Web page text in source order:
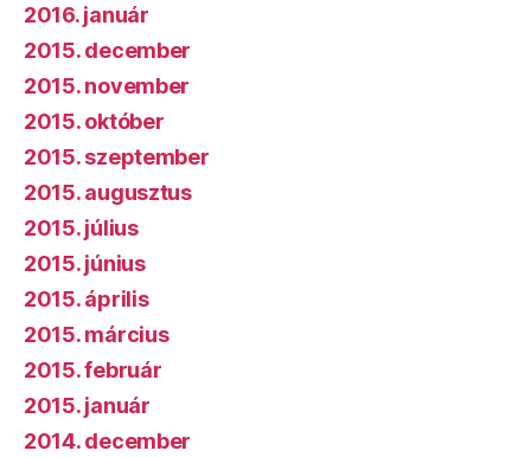
2016. január
2015. december
2015. november
2015. október
2015. szeptember
2015. augusztus
2015. július
2015. június
2015. április
2015. március
2015. február
2015. január
2014. december